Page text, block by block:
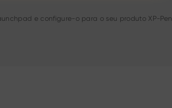
e configure-o para o seu produto XP-